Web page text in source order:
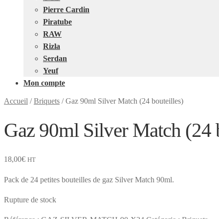
Pierre Cardin
Piratube
RAW
Rizla
Serdan
Yeuf
Mon compte
Accueil /Briquets /Gaz 90ml Silver Match (24 bouteilles)
Gaz 90ml Silver Match (24
18,00€ HT
Pack de 24 petites bouteilles de gaz Silver Match 90ml.
Rupture de stock